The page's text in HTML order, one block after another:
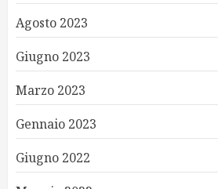
Agosto 2023
Giugno 2023
Marzo 2023
Gennaio 2023
Giugno 2022